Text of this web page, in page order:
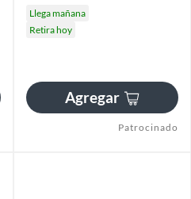
Llega mañana
Retira hoy
Agregar
Patrocinado